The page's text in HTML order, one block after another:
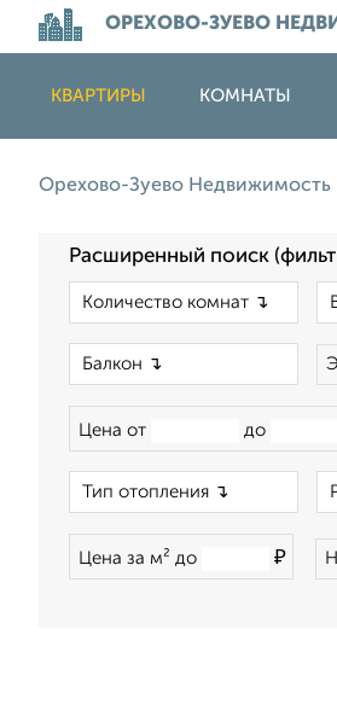
ОРЕХОВО-ЗУЕВО
КВАРТИРЫ КОМНАТЫ
Орехово-Зуево Недвижимость
Расширенный поиск
Цена от до
Цена за м² до ₽